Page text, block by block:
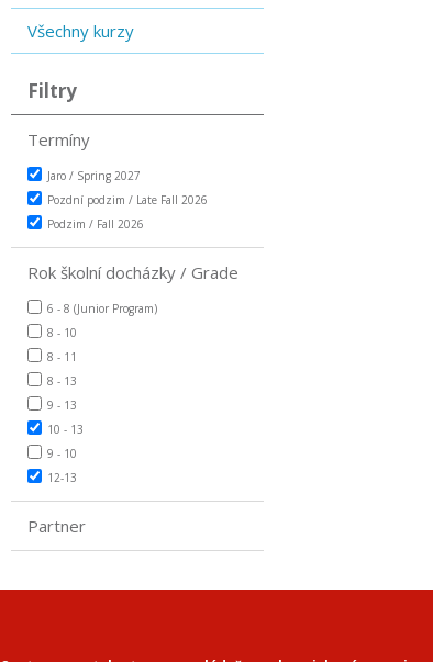
Všechny kurzy
Filtry
Termíny
Jaro / Spring 2027
Pozdní podzim / Late Fall 2026
Podzim / Fall 2026
Rok školní docházky / Grade
6 - 8 (Junior Program)
8 - 10
8 - 11
8 - 13
9 - 13
10 - 13
9 - 10
12-13
Partner